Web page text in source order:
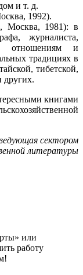
и т. д.
1992).
Москва, 1981): в
журналиста,
отношениям и
традициях в
тибетской,
других.
книгами
сектором
литературы
или
работу